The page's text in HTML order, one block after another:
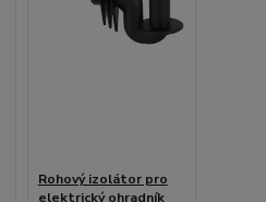
Rohový izolátor pro
elektrický ohradník